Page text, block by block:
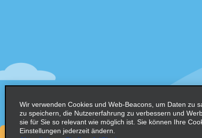
Beschleunigtes Einchecken
Schalter überspringen
Wir verwenden Cookies und Web-Beacons, um Daten zu
zu speichern, die Nutzererfahrung zu verbessern und
sie für Sie so relevant wie möglich ist. Sie können Ihre
Einstellungen jederzeit ändern.